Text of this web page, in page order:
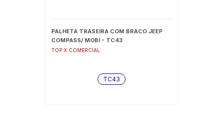
PALHETA TRASEIRA COM BRACO JEEP
COMPASS/ MOBI - TC43
TOP X COMERCIAL
TC43